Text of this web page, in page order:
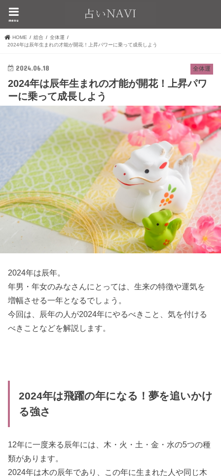
menu
HOME 総合
全体運
2024年は辰年生まれの才能が開花！上昇パワーに乗って成長しよう
全体運
2024.06.18
2024年は辰年生まれの才能が開花！上昇パワ
ーに乗って成長しよう
2024年は辰年。
年男・年女のみなさんにとっては、生来の特徴や運気を
増幅させる一年となるでしょう。
今回は、辰年の人が2024年にやるべきこと、気を付ける
べきことなどを解説します。
2024年は飛躍の年になる！夢を追いかけ
る強さ
12年に一度来る辰年には、木・火・土・金・水の5つの種
類があります。
2024年は木の辰年であり、この年に生まれた人や同じ木